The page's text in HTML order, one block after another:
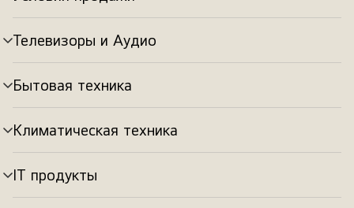
меню
Телевизоры и Аудио
Переключатель
меню
Бытовая техника
Переключатель
меню
Климатическая техника
Переключатель
меню
IT продукты
Переключатель
меню